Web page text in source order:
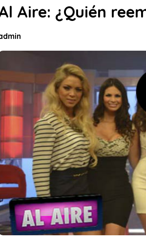
Aire: ¿Quién